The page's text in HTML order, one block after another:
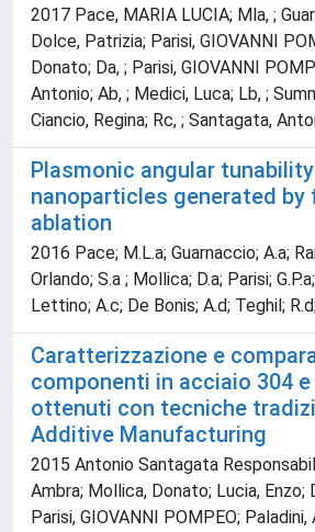
2017 Pace, MARIA LUCIA; Mla, ;
Dolce, Patrizia; Parisi, GIOVANNI
Donato; Da, ; Parisi, GIOVANNI
Antonio; Ab, ; Medici, Luca; Lb, ;
Ciancio, Regina; Rc, ; Santagata,
Plasmonic angular
nanoparticles generated by
ablation
2016 Pace; M.L.a; Guarnaccio; A.a;
Orlando; S.a ; Mollica; D.a; Parisi;
Lettino; A.c; De Bonis; A.d; Teghil;
Caratterizzazione e
componenti in acciaio 304 e
ottenuti con tecniche
Additive Manufacturing
2015 Antonio Santagata
Ambra; Mollica, Donato; Lucia, Enzo;
Parisi, GIOVANNI POMPEO;